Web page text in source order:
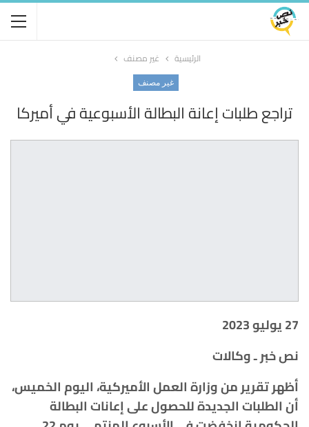
الرئيسية غير مصنف
غير مصنف
تراجع طلبات إعانة البطالة الأسبوعية في أميركا
27يوليو 2023
نص خبر ـ وكالات
أظهر تقرير من وزارة العمل الأميركية، اليوم الخميس،
أن الطلبات الجديدة للحصول على إعانات البطالة